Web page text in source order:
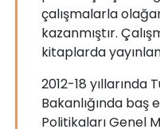
çalışmalarla
kazanmıştır.
kitaplarda
2012-18 yıllarında
Bakanlığında baş
Politikaları Genel